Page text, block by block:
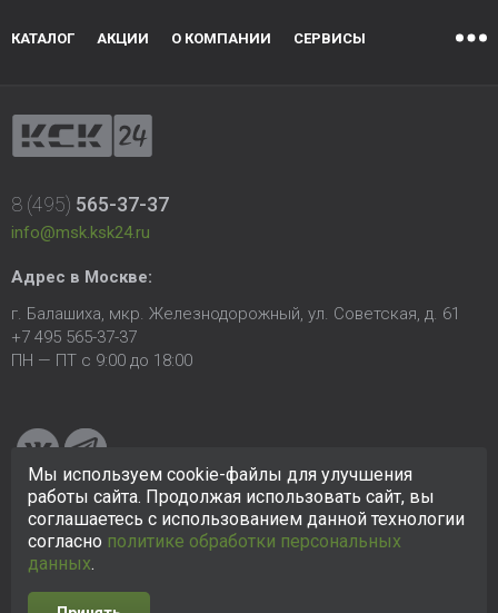
КАТАЛОГ АКЦИИ О КОМПАНИИ СЕРВИСЫ
8 (495) 565-37-37
info@msk.ksk24.ru
Адрес в Москве:
г. Балашиха, мкр. Железнодорожный, ул. Советская, д. 61
+7 495 565-37-37
ПН — ПТ с 9:00 до 18:00
© 2005-2026 ООО «КСК». Сайтhttps://msk.ksk24.ruсоздан
исключительно в информационных целях и любая информация
на сайте не является публичной офертой.
отношении персональных данных
Мы используем cookie-файлы для улучшения
работы сайта. Продолжая использовать сайт, вы
соглашаетесь с использованием данной технологии
согласно политике обработки персональных
данных.